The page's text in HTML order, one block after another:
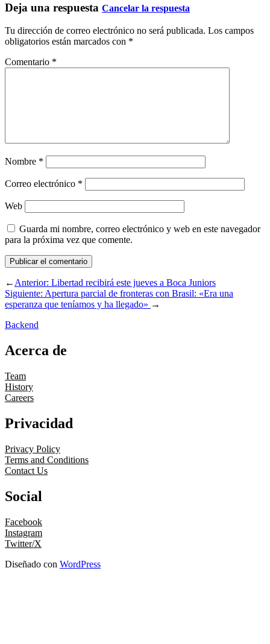
Deja una respuesta Cancelar la respuesta
Tu dirección de correo electrónico no será publicada. Los campos
obligatorios están marcados con *
Comentario *
Nombre *
Correo electrónico *
Web
Guarda mi nombre, correo electrónico y web en este navegador
para la próxima vez que comente.
←Anterior: Libertad recibirá este jueves a Boca Juniors
Siguiente: Apertura parcial de fronteras con Brasil: «Era una
esperanza que teníamos y ha llegado» →
Backend
Acerca de
Team
History
Careers
Privacidad
Privacy Policy
Terms and Conditions
Contact Us
Social
Facebook
Instagram
Twitter/X
Diseñado con WordPress